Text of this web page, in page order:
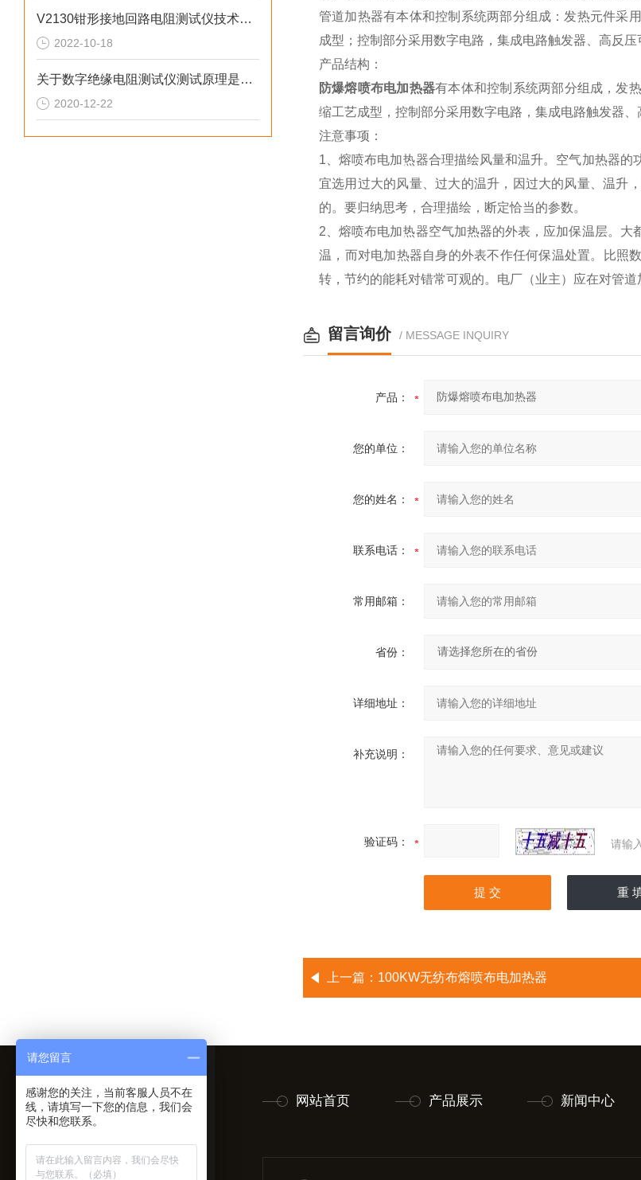
V2130钳形接地回路电阻测试仪技术参数
2022-10-18
关于数字绝缘电阻测试仪测试原理是什么？
2020-12-22
管道加热器有本体和控制系统两部分组成：发热元件采
成型；控制部分采用数字电路，集成电路触发器、高反
产品结构：
防爆熔喷布电加热器有本体和控制系统两部分组成，发
缩工艺成型，控制部分采用数字电路，集成电路触发器
注意事项：
1、熔喷布电加热器合理描绘风量和温升。空气加热器
宜选用过大的风量、过大的温升，因过大的风量、温升
的。要归纳思考，合理描绘，断定恰当的参数。
2、熔喷布电加热器空气加热器的外表，应加保温层。
温，而对电加热器自身的外表不作任何保温处置。比照
转，节约的能耗对错常可观的。电厂（业主）应在对管
留言询价 / MESSAGE INQUIRY
产品：
您的单位：
您的姓名：
联系电话：
常用邮箱：
省份：
详细地址：
补充说明：
验证码： 请输
上一篇： 100KW无纺布熔喷布电加热器
网站首页 产品展示 新闻中心
请您留言
感谢您的关注，当前客服人员不在
线，请填写一下您的信息，我们会
尽快和您联系。